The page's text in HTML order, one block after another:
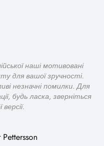
наші мотивовані
для вашої зручності.
незначні помилки. Для
будь ласка, зверніться